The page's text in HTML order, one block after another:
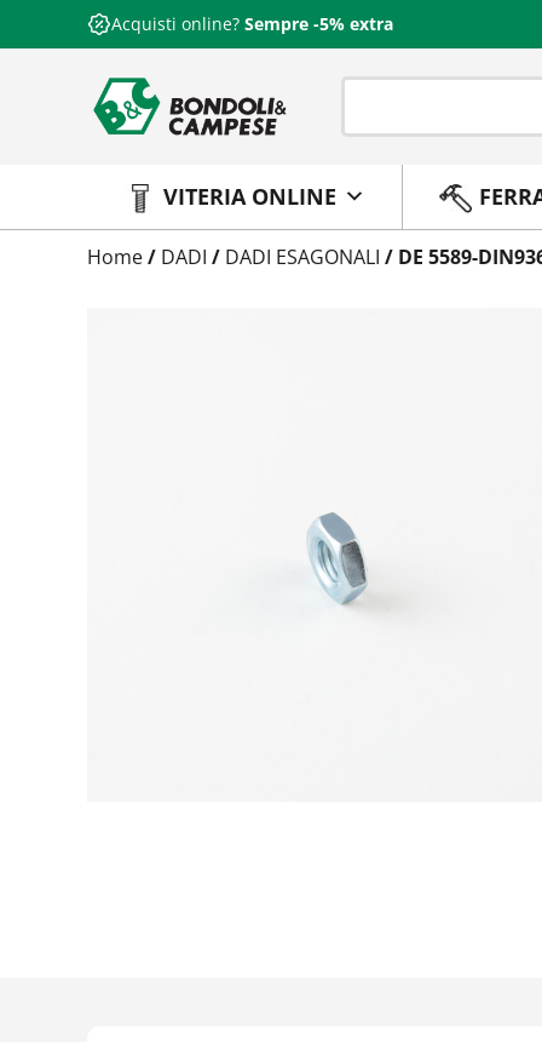
Acquisti online? Sempre -5% extra
VITERIA ONLINE
TrattamentoHome/ DADI / DADI ESAGONALI / DE 5589-